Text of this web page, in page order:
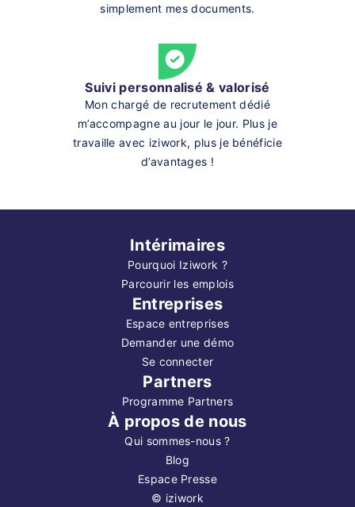
simplement mes documents.
Suivi personnalisé & valorisé
Mon chargé de recrutement dédié
m’accompagne au jour le jour. Plus je
travaille avec iziwork, plus je bénéficie
d’avantages !
Intérimaires
Pourquoi Iziwork ?
Parcourir les emplois
Entreprises
Espace entreprises
Demander une démo
Se connecter
Partners
Programme Partners
À propos de nous
Qui sommes-nous ?
Blog
Espace Presse
© iziwork